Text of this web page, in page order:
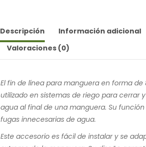
Descripción
Información adicional
Valoraciones (0)
El fin de línea para manguera en forma
utilizado en sistemas de riego para cerrar
agua al final de una manguera. Su
fugas innecesarias de agua.
Este accesorio es fácil de instalar y se